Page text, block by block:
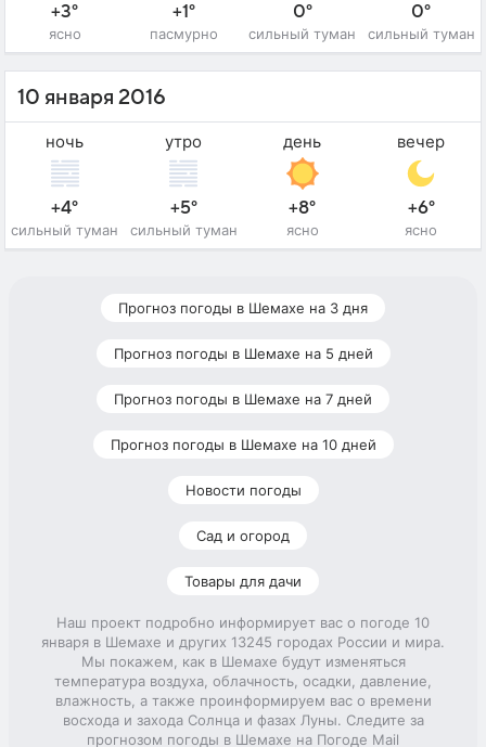
+3°
ясно
+1°
пасмурно
0°
сильный туман
0°
сильный туман
10 января 2016
ночь
+4°
сильный туман
утро
+5°
сильный туман
день
+8°
ясно
вечер
+6°
ясно
Прогноз погоды в Шемахе на 3 дня
Прогноз погоды в Шемахе на 5 дней
Прогноз погоды в Шемахе на 7 дней
Прогноз погоды в Шемахе на 10 дней
Новости погоды
Сад и огород
Товары для дачи
Наш проект подробно информирует вас о погоде 10
января в Шемахе и других 13245 городах России и мира.
Мы покажем, как в Шемахе будут изменяться
температура воздуха, облачность, осадки, давление,
влажность, а также проинформируем вас о времени
восхода и захода Солнца и фазах Луны. Следите за
прогнозом погоды в Шемахе на Погоде Mail